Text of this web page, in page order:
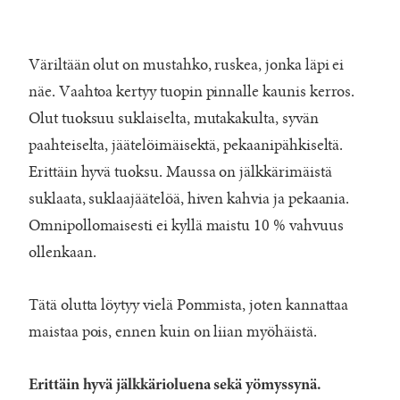
Väriltään olut on mustahko, ruskea, jonka läpi ei
näe. Vaahtoa kertyy tuopin pinnalle kaunis kerros.
Olut tuoksuu suklaiselta, mutakakulta, syvän
paahteiselta, jäätelöimäisektä, pekaanipähkiseltä.
Erittäin hyvä tuoksu. Maussa on jälkkärimäistä
suklaata, suklaajäätelöä, hiven kahvia ja pekaania.
Omnipollomaisesti ei kyllä maistu 10 % vahvuus
ollenkaan.
Tätä olutta löytyy vielä Pommista, joten kannattaa
maistaa pois, ennen kuin on liian myöhäistä.
Erittäin hyvä jälkkärioluena sekä yömyssynä.